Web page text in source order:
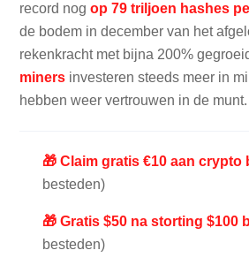
record nogop 79 triljoen hashes
de bodem in december van het
rekenkracht met bijna 200%
miners investeren steeds meer in
hebben weer vertrouwen in de munt.
🎁 Claim gratis €10 aan crypto
besteden)
🎁 Gratis $50 na storting $100
besteden)